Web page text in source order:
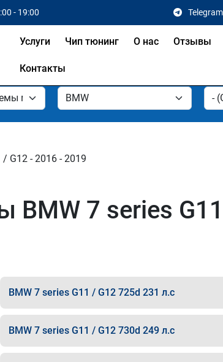
- 19:00
Услуги Чип тюнинг О нас Отзывы
Контакты
/ G12 - 2016 - 2019
BMW 7 series
BMW 7 series G11 / G12 725d 231 л.с
BMW 7 series G11 / G12 730d 249 л.с